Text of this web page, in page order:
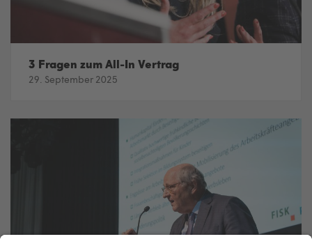
3 Fragen zum All-In Vertrag
29. September 2025